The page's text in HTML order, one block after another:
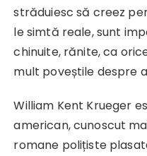
străduiesc să creez
le simtă reale, sunt
chinuite, rănite, ca
mult poveștile despre
William Kent Krueger
american, cunoscut
romane polițiste